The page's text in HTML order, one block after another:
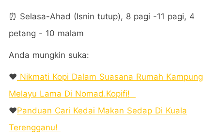
⏰ Selasa-Ahad (Isnin tutup), 8 pagi -11 pagi, 4
petang - 10 malam
Anda mungkin suka:
❤️ Nikmati Kopi Dalam Suasana Rumah Kampung
Melayu Lama Di Nomad.Kopifi!
❤️Panduan Cari Kedai Makan Sedap Di Kuala
Terengganu!